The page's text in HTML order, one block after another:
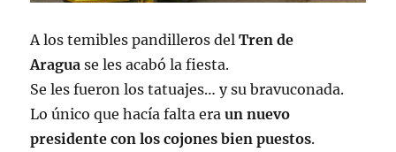
A los temibles pandilleros delTren de
Aragua se les acabó la fiesta.
Se les fueron los tatuajes… y su bravuconada.
Lo único que hacía falta eraun nuevo
presidente con los cojones bien puestos.